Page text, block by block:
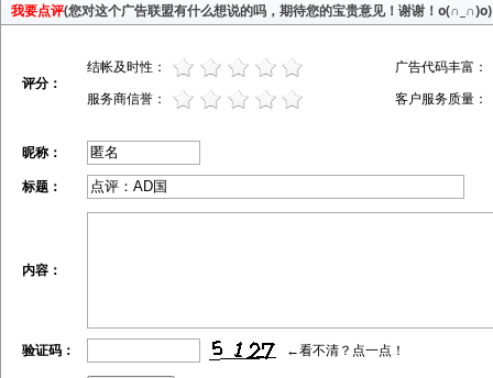
我要点评(您对这个广告联盟有什么想说的吗，期待您的宝贵意见！谢谢！o(∩_∩)o)
评分：
结帐及时性：
广告代码丰富：
服务商信誉：
客户服务质量：
昵称：
标题：
内容：
验证码： ←看不清？点一点！